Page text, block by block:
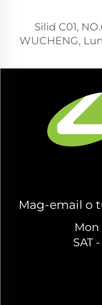
Silid C01,
WUCHENG,
Mag-email o
Mon
SAT